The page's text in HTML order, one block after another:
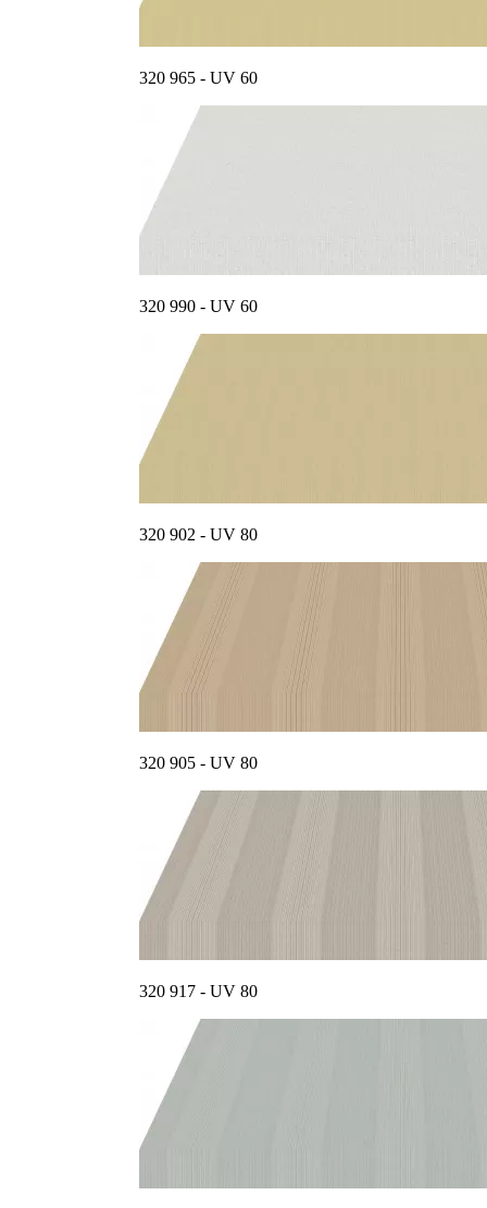
320 965 - UV 60
320 990 - UV 60
320 902 - UV 80
320 905 - UV 80
320 917 - UV 80